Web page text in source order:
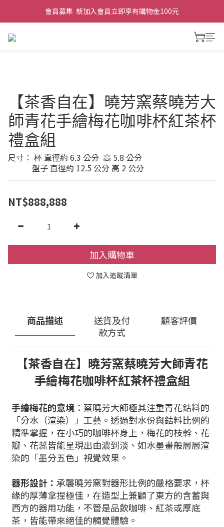
會員募集  新加入會員立即享有購物金100元
【茶香自在】曉芳窯蔡曉芳大
師青花手繪梅花咖啡杯紅茶杯
禮盒組
尺寸： 杯 直徑約 6.3 公分  高 5.8 公分
            盤子 直徑約 12.5 公分 高 2 公分
NT$888,888
加入購物車
加入追蹤清單
商品描述
送貨及付
款方式
顧客評價
【茶香自在】曉芳窯蔡曉芳大師青花
手繪梅花咖啡杯紅茶杯禮盒組
手繪梅花的意境 ：蔡曉芳大師極其注重青花鈷料的
「分水（渲染）」工藝。透過對水份與鈷料比例的
精準掌握，在小巧的咖啡杯身上，梅花的枝幹、花
瓣、花蕊皆能呈現出由濃到淡、如水墨畫般層層渲
染的「墨分五色」視覺效果。
器形設計： 承襲曉芳窯對器形比例的嚴格要求，杯
緣的厚薄拿捏極佳，在造型上兼顧了東方的含蓄與
西方的器用功能，不管是品飲咖啡、紅茶或厚底
茶，皆能帶來絕佳的觸覺體驗。